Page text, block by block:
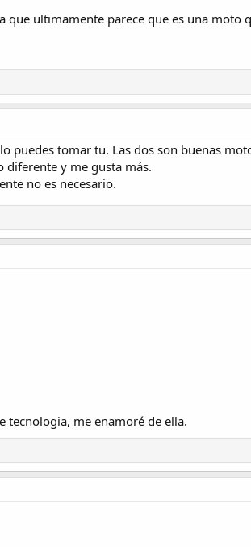
que ultimamente parece que es una moto
puedes tomar tu. Las dos son buenas
diferente y me gusta más.
no es necesario.
tecnologia, me enamoré de ella.